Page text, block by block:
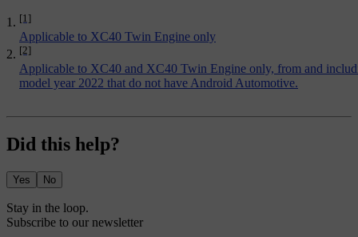
[1]
Applicable to XC40 Twin Engine only
[2]
Applicable to XC40 and XC40 Twin Engine only, from and
model year 2022 that do not have Android Automotive.
Did this help?
Yes No